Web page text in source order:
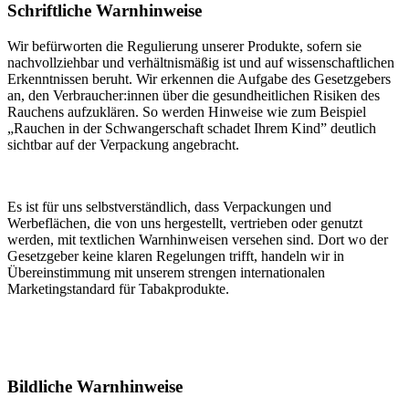
Schriftliche Warnhinweise
Wir befürworten die Regulierung unserer Produkte, sofern sie
nachvollziehbar und verhältnismäßig ist und auf wissenschaftlichen
Erkenntnissen beruht. Wir erkennen die Aufgabe des Gesetzgebers
an, den Verbraucher:innen über die gesundheitlichen Risiken des
Rauchens aufzuklären. So werden Hinweise wie zum Beispiel
„Rauchen in der Schwangerschaft schadet Ihrem Kind” deutlich
sichtbar auf der Verpackung angebracht.
Es ist für uns selbstverständlich, dass Verpackungen und
Werbeflächen, die von uns hergestellt, vertrieben oder genutzt
werden, mit textlichen Warnhinweisen versehen sind. Dort wo der
Gesetzgeber keine klaren Regelungen trifft, handeln wir in
Übereinstimmung mit unserem strengen internationalen
Marketingstandard für Tabakprodukte.
Bildliche Warnhinweise